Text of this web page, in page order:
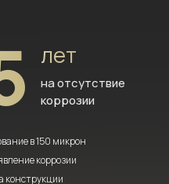
лет
на отсутствие
коррозии
в 150 микрон
коррозии
конструкции